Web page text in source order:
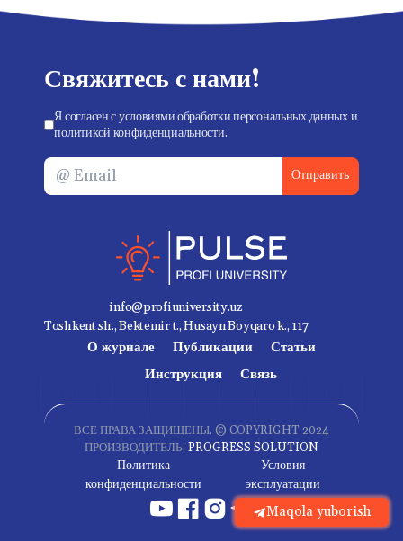
Maqola yuborish
Свяжитесь с нами!
Я согласен с условиями обработки персональных данных и
политикой конфиденциальности.
Отправить
info@profiuniversity.uz
Toshkent sh., Bektemir t., Husayn Boyqaro k., 117
О журнале Публикации
Статьи
Инструкция
Связь
ВСЕ ПРАВА ЗАЩИЩЕНЫ. © COPYRIGHT 2024
ПРОИЗВОДИТЕЛЬ: PROGRESS SOLUTION
Политика
конфиденциальности
Условия
эксплуатации